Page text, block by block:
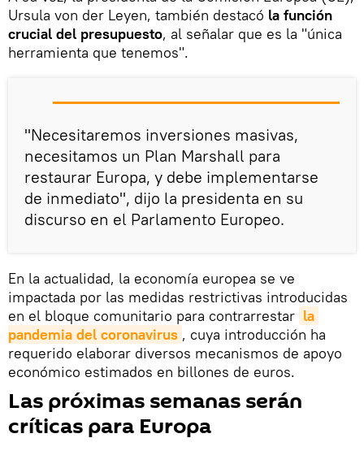
Ursula von der Leyen, también destacó la función
crucial del presupuesto, al señalar que es la "única
herramienta que tenemos".
"Necesitaremos inversiones masivas,
necesitamos un Plan Marshall para
restaurar Europa, y debe implementarse
de inmediato", dijo la presidenta en su
discurso en el Parlamento Europeo.
En la actualidad, la economía europea se ve
impactada por las medidas restrictivas introducidas
en el bloque comunitario para contrarrestar la
pandemia del coronavirus , cuya introducción ha
requerido elaborar diversos mecanismos de apoyo
económico estimados en billones de euros.
Las próximas semanas serán
críticas para Europa